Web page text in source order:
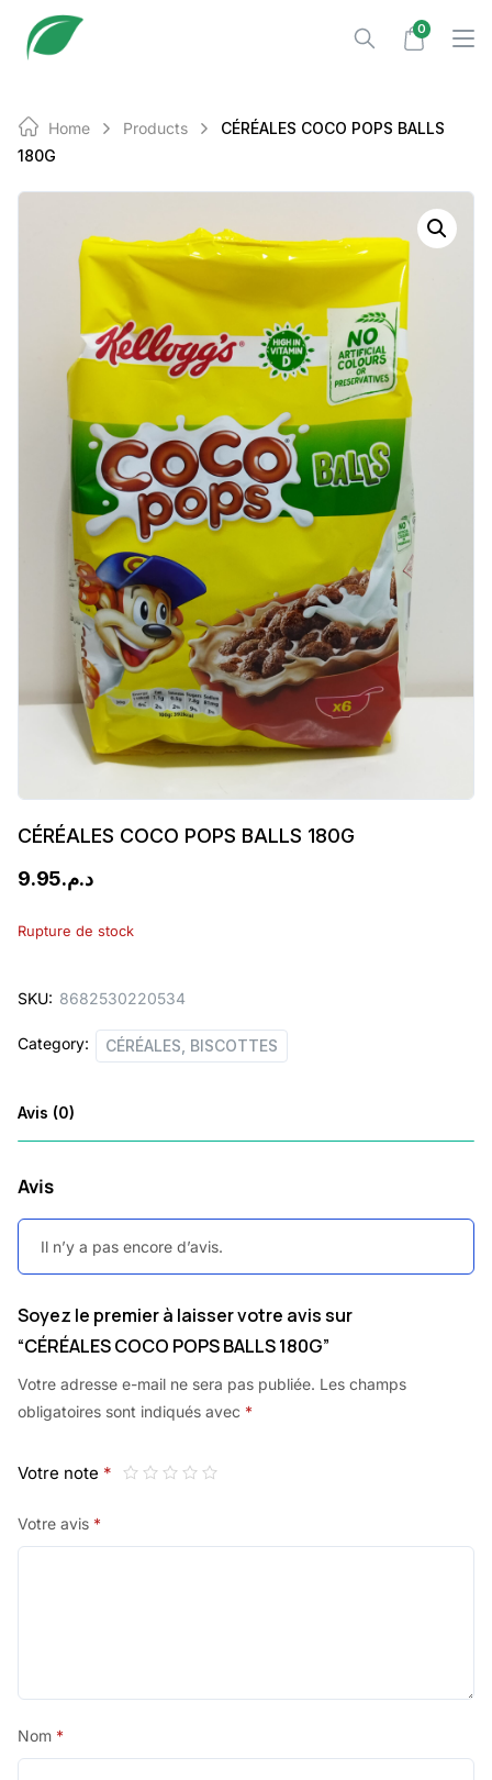
0
Home Products
CÉRÉALES COCO POPS BALLS
180G
CÉRÉALES COCO POPS BALLS 180G
د.م.9.95
Rupture de stock
SKU: 8682530220534
Category: CÉRÉALES, BISCOTTES
Avis (0)
Avis
Il n’y a pas encore d’avis.
Soyez le premier à laisser votre avis sur
“CÉRÉALES COCO POPS BALLS 180G”
Votre adresse e-mail ne sera pas publiée. Les champs
obligatoires sont indiqués avec *
Votre note *
Votre avis *
Nom *